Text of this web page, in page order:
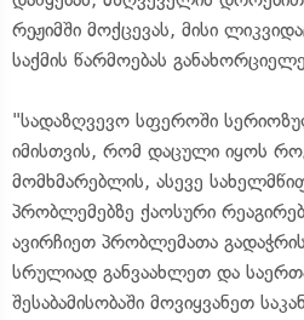
რეჟიმში მოქცევას, მისი
საქმის წარმოებას
"სადაზღვევო სფეროში
იმისთვის, რომ დაცული იყოს
მომხმარებლის, ასევე
პრობლემებზე ქაოსური
ავირჩიეთ პრობლემათა
სრულიად განვაახლეთ და
შესაბამისობაში მოვიყვანეთ